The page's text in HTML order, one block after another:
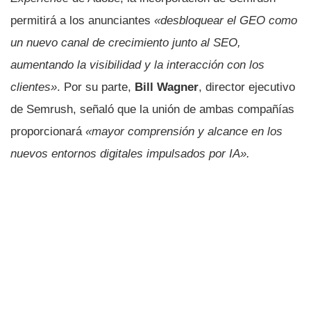
permitirá a los anunciantes «desbloquear el GEO como
un nuevo canal de crecimiento junto al SEO,
aumentando la visibilidad y la interacción con los
clientes». Por su parte, Bill Wagner, director ejecutivo
de Semrush, señaló que la unión de ambas compañías
proporcionará «mayor comprensión y alcance en los
nuevos entornos digitales impulsados por IA».